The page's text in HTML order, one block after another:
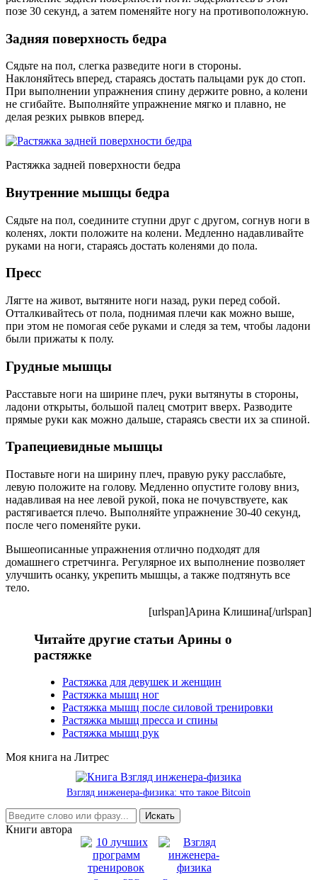
позе 30 секунд, а затем поменяйте ногу на противоположную.
Задняя поверхность бедра
Сядьте на пол, слегка разведите ноги в стороны.
Наклоняйтесь вперед, стараясь достать пальцами рук до стоп.
При выполнении упражнения спину держите ровно, а колени
не сгибайте. Выполняйте упражнение мягко и плавно, не
делая резких рывков вперед.
Растяжка задней поверхности бедра
Внутренние мышцы бедра
Сядьте на пол, соедините ступни друг с другом, согнув ноги в
коленях, локти положите на колени. Медленно надавливайте
руками на ноги, стараясь достать коленями до пола.
Пресс
Лягте на живот, вытяните ноги назад, руки перед собой.
Отталкивайтесь от пола, поднимая плечи как можно выше,
при этом не помогая себе руками и следя за тем, чтобы ладони
были прижаты к полу.
Грудные мышцы
Расставьте ноги на ширине плеч, руки вытянуты в стороны,
ладони открыты, большой палец смотрит вверх. Разводите
прямые руки как можно дальше, стараясь свести их за спиной.
Трапециевидные мышцы
Поставьте ноги на ширину плеч, правую руку расслабьте,
левую положите на голову. Медленно опустите голову вниз,
надавливая на нее левой рукой, пока не почувствуете, как
растягивается плечо. Выполняйте упражнение 30-40 секунд,
после чего поменяйте руки.
Вышеописанные упражнения отлично подходят для
домашнего стретчинга. Регулярное их выполнение позволяет
улучшить осанку, укрепить мышцы, а также подтянуть все
тело.
[urlspan]Арина Клишина[/urlspan]
Читайте другие статьи Арины о
растяжке
Растяжка для девушек и женщин
Растяжка мышц ног
Растяжка мышц после силовой тренировки
Растяжка мышц пресса и спины
Растяжка мышц рук
Моя книга на Литрес
Взгляд инженера-физика: что такое Bitcoin
Книги автора